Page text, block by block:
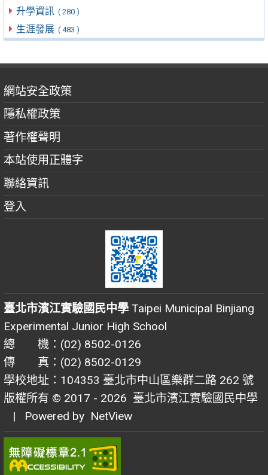
升學資訊 ( 280 )
生涯發展 ( 483 )
網站安全政策
隱私權政策
著作權聲明
本站使用正體字
聯絡資訊
登入
臺北市濱江實驗國民中學 Taipei Municipal Binjiang
Experimental Junior High School
總 機：(02) 8502-0126
傳 真：(02) 8502-0129
學校地址：104353 臺北市中山區樂群二路 262 號
版權所有 © 2017 - 2026 臺北市濱江實驗國民中學
| Powered by NetView